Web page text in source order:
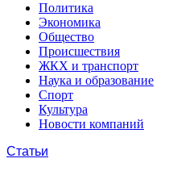
Политика
Экономика
Общество
Происшествия
ЖКХ и транспорт
Наука и образование
Спорт
Культура
Новости компаний
Статьи